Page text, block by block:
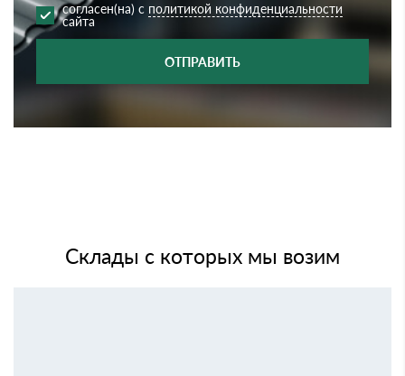
согласен(на) с политикой конфиденциальности
сайта
ОТПРАВИТЬ
Склады с которых мы возим